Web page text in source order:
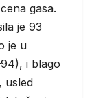
gasa.
je 93
je u
i blago
usled